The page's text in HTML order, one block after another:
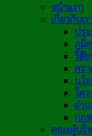
หน้าแรก
เกี่ยวกับเร
ปร
ภูมิ
วิสั
ตร
นโ
โค
อำ
กฎ
คณะผู้บริ